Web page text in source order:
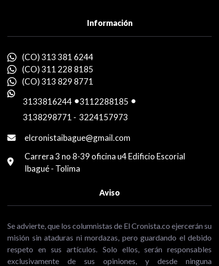
Información
(CO) 313 381 6244
(CO) 311 228 8185
(CO) 313 829 8771
3133816244 -3112288185 -
3138298771 - 3224157973
elcronistaibague@gmail.com
Carrera 3 no 8-39 oficina u4 Edificio Escorial
Ibagué - Tolima
Aviso
Se advierte, que los columnistas de El Cronista.co ejercerán su
misión sin ataduras ni mordazas, pero guardando el debido
respeto en sus artículos. Solo ellos, serán responsables
exclusivamente de sus opiniones, y desde ninguna